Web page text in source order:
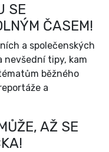
SE
ČASEM!
a společenských
nevšední tipy, kam
běžného
a
AŽ SE